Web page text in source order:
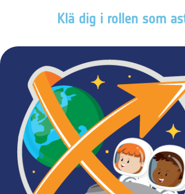
Klä dig i rollen som